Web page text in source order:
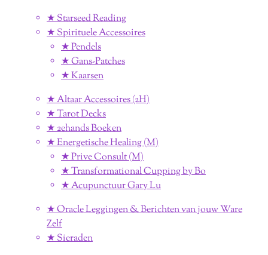
★ Starseed Reading
★ Spirituele Accessoires
★ Pendels
★ Gans-Patches
★ Kaarsen
★ Altaar Accessoires (2H)
★ Tarot Decks
★ 2ehands Boeken
★ Energetische Healing (M)
★ Prive Consult (M)
★ Transformational Cupping by Bo
★ Acupunctuur Gary Lu
★ Oracle Leggingen & Berichten van jouw Ware
Zelf
★ Sieraden